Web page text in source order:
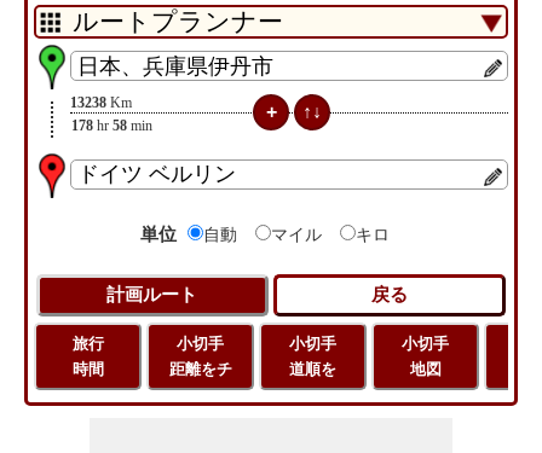
13238 Km
178 hr 58 min
単位 自動 マイル キロ
旅行
時間
小切手
距離をチ
小切手
道順を
小切手
地図